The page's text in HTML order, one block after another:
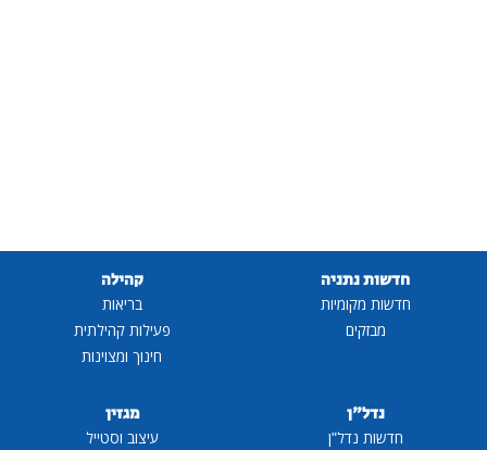
חדשות נתניה
חדשות מקומיות
מבזקים
קהילה
בריאות
פעילות קהילתית
חינוך ומצוינות
נדל"ן
חדשות נדל"ן
מגזין
עיצוב וסטייל